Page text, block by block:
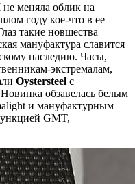
не меняла облик на
году кое-что в ее
такие новшества
мануфактура славится
наследию. Часы,
экстремалам,
Oystersteel с
обзавелась белым
и мануфактурным
GMT,